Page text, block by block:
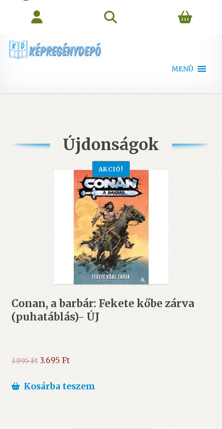
MENÜ
Újdonságok
Conan, a barbár: Fekete kőbe zárva
(puhatáblás)- ÚJ
AKCIÓ!
3.995Ft Original
was:
3.695 FtCurrent
is:
Kosárba teszem